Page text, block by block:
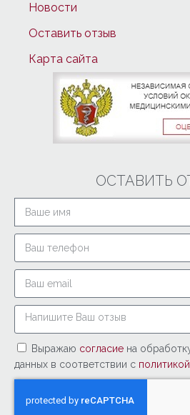
Новости
Оставить отзыв
Карта сайта
ОСТАВИТЬ
Выражаю согласие на
данных в соответствии с